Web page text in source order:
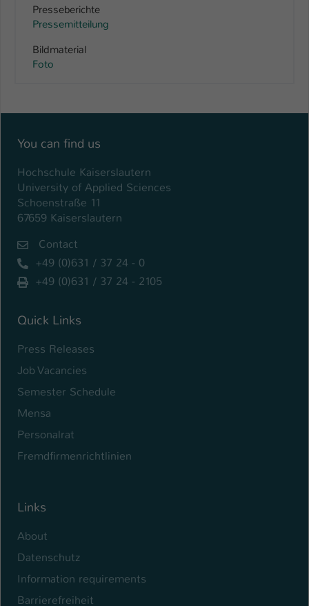
Presseberichte
Pressemitteilung
Bildmaterial
Foto
You can find us
Hochschule Kaiserslautern
University of Applied Sciences
Schoenstraße 11
67659 Kaiserslautern
Contact
+49 (0)631 / 37 24 - 0
+49 (0)631 / 37 24 - 2105
Quick Links
Press Releases
Job Vacancies
Semester Schedule
Mensa
Personalrat
Fremdfirmenrichtlinien
Links
About
Datenschutz
Information requirements
Barrierefreiheit